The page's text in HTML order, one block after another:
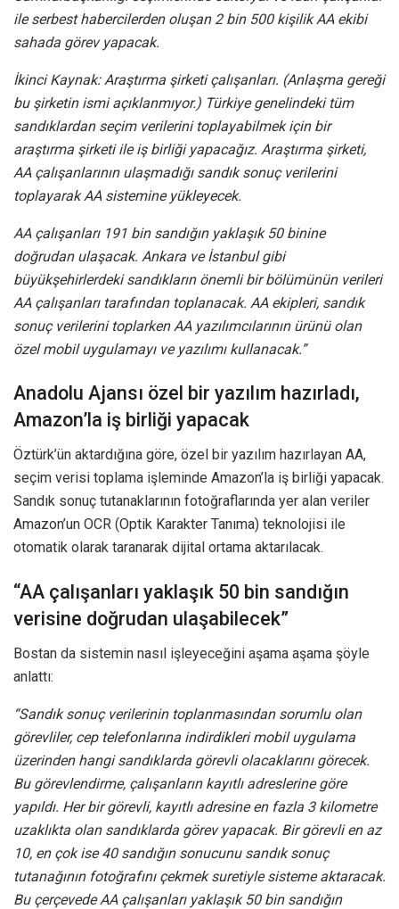
ile serbest habercilerden oluşan 2 bin 500 kişilik AA ekibi
sahada görev yapacak.
İkinci Kaynak: Araştırma şirketi çalışanları. (Anlaşma gereği
bu şirketin ismi açıklanmıyor.) Türkiye genelindeki tüm
sandıklardan seçim verilerini toplayabilmek için bir
araştırma şirketi ile iş birliği yapacağız. Araştırma şirketi,
AA çalışanlarının ulaşmadığı sandık sonuç verilerini
toplayarak AA sistemine yükleyecek.
AA çalışanları 191 bin sandığın yaklaşık 50 binine
doğrudan ulaşacak. Ankara ve İstanbul gibi
büyükşehirlerdeki sandıkların önemli bir bölümünün verileri
AA çalışanları tarafından toplanacak. AA ekipleri, sandık
sonuç verilerini toplarken AA yazılımcılarının ürünü olan
özel mobil uygulamayı ve yazılımı kullanacak.”
Anadolu Ajansı özel bir yazılım hazırladı,
Amazon’la iş birliği yapacak
Öztürk’ün aktardığına göre, özel bir yazılım hazırlayan AA,
seçim verisi toplama işleminde Amazon’la iş birliği yapacak.
Sandık sonuç tutanaklarının fotoğraflarında yer alan veriler
Amazon’un OCR (Optik Karakter Tanıma) teknolojisi ile
otomatik olarak taranarak dijital ortama aktarılacak.
“AA çalışanları yaklaşık 50 bin sandığın
verisine doğrudan ulaşabilecek”
Bostan da sistemin nasıl işleyeceğini aşama aşama şöyle
anlattı:
“Sandık sonuç verilerinin toplanmasından sorumlu olan
görevliler, cep telefonlarına indirdikleri mobil uygulama
üzerinden hangi sandıklarda görevli olacaklarını görecek.
Bu görevlendirme, çalışanların kayıtlı adreslerine göre
yapıldı. Her bir görevli, kayıtlı adresine en fazla 3 kilometre
uzaklıkta olan sandıklarda görev yapacak. Bir görevli en az
10, en çok ise 40 sandığın sonucunu sandık sonuç
tutanağının fotoğrafını çekmek suretiyle sisteme aktaracak.
Bu çerçevede AA çalışanları yaklaşık 50 bin sandığın